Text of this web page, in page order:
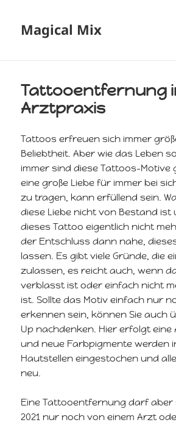
Magical Mix
Tattooentfernung
Arztpraxis
Tattoos erfreuen sich immer
Beliebtheit. Aber wie das Leben
immer sind diese Tattoos-Motive
eine große Liebe für immer bei
zu tragen, kann erfüllend sein.
diese Liebe nicht von Bestand ist
dieses Tattoo eigentlich nicht
der Entschluss dann nahe,
lassen. Es gibt viele Gründe, die
zulassen, es reicht auch, wenn
verblasst ist oder einfach nicht
ist. Sollte das Motiv einfach nur
erkennen sein, können Sie auch
Up nachdenken. Hier erfolgt
und neue Farbpigmente werden
Hautstellen eingestochen und
neu.
Eine Tattooentfernung darf aber
2021 nur noch von einem Arzt